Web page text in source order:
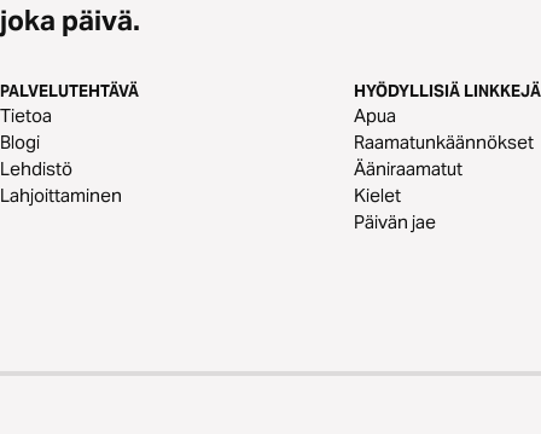
joka päivä.
PALVELUTEHTÄVÄ
Tietoa
Blogi
Lehdistö
Lahjoittaminen
HYÖDYLLISIÄ LINKKEJÄ
Apua
Raamatunkäännökset
Ääniraamatut
Kielet
Päivän jae